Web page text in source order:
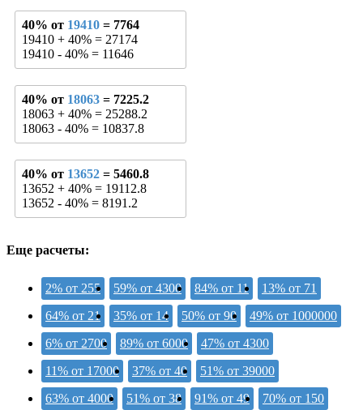
40% от 19410 = 7764
19410 + 40% = 27174
19410 - 40% = 11646
40% от 18063 = 7225.2
18063 + 40% = 25288.2
18063 - 40% = 10837.8
40% от 13652 = 5460.8
13652 + 40% = 19112.8
13652 - 40% = 8191.2
Еще расчеты:
2% от 255 59% от 4300 84% от 11
13% от 71
64% от 21
35% от 14 50% от 90
49% от 1000000
6% от 2700
89% от 6000
47% от 4300
11% от 17000
37% от 40
51% от 39000
63% от 4000
51% от 38 91% от 49 70% от 150